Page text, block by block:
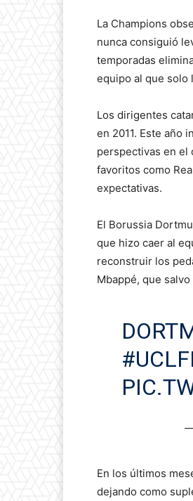
La Champions
nunca consiguió
temporadas
equipo al que solo
Los dirigentes
en 2011. Este año
perspectivas en el
favoritos como
expectativas.
El Borussia
que hizo caer al
reconstruir los
Mbappé, que
—
En los últimos
dejando como